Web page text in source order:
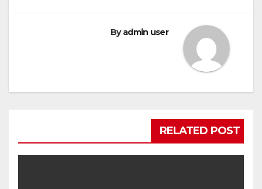
Byadmin user
RELATED POST